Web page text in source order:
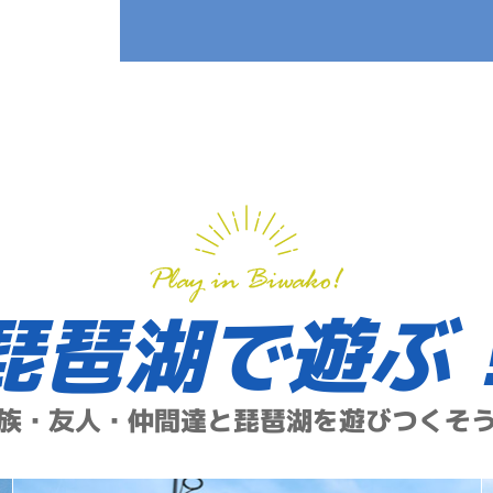
琶湖で遊ぶ
・友人・仲間達と琵琶湖を遊びつくそ